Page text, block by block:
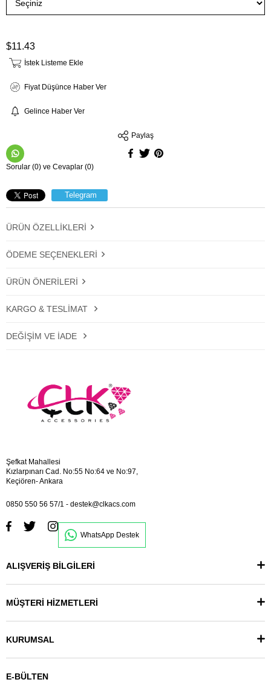
$11.43
İstek Listeme Ekle
Fiyat Düşünce Haber Ver
Gelince Haber Ver
Paylaş
Sorular (0) ve Cevaplar (0)
Telegram
ÜRÜN ÖZELLIKLERI
ÖDEME SEÇENEKLERI
ÜRÜN ÖNERILERI
KARGO & TESLIMAT
DEĞIŞIM VE İADE
Şefkat Mahallesi
Kızlarpınarı Cad. No:55 No:64 ve No:97,
Keçiören- Ankara
0850 550 56 57/1 - destek@clkacs.com
WhatsApp Destek
ALIŞVERİŞ BİLGİLERİ
MÜŞTERİ HİZMETLERİ
KURUMSAL
E-BÜLTEN